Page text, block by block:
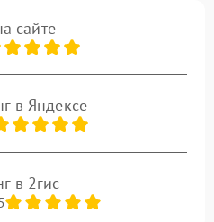
сайте
в Яндексе
в 2гис